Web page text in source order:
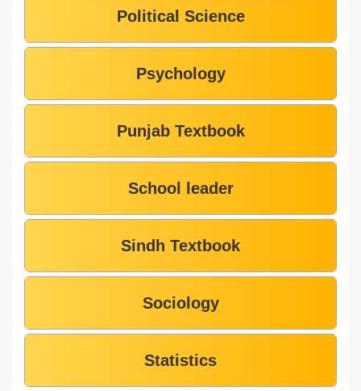
Political Science
Psychology
Punjab Textbook
School leader
Sindh Textbook
Sociology
Statistics